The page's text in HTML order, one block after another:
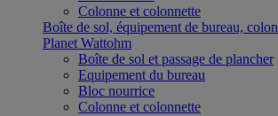
Colonne et colonnette
Boîte de sol, équipement de bureau,
Planet Wattohm
Boîte de sol et passage de plancher
Equipement du bureau
Bloc nourrice
Colonne et colonnette